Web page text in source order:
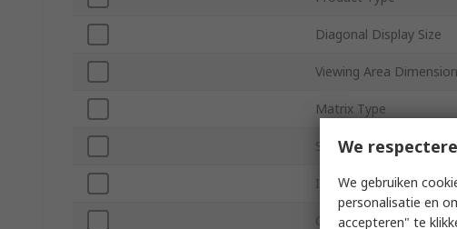
Diagonal Display Size
Viewing Area
Matrix Type
Screen Resolution
Interface Type
Contrast Ratio
We
We gebruiken
personalisatie en
accepteren" te